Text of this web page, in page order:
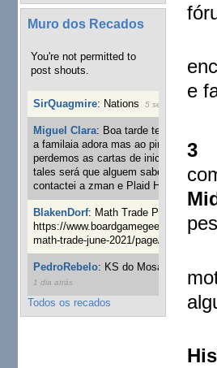
Muro dos Recados
You're not permitted to
post shouts.
SirQuagmire: Nations 5 semanas 4 dias
Miguel Clara: Boa tarde tenho jogo
a familaia adora mas ao pintarmos as
perdemos as cartas de iniciaticva da
tales será que alguem sabe onde
contactei a zman e Plaid Hat e nada
BlakenDorf: Math Trade Portuguesa a
https://www.boardgamegeek.com/
math-trade-june-2021/page/1
PedroRebelo: KS do Mosaic em 10
1 dia atrás
Todos os recados
e
3
A